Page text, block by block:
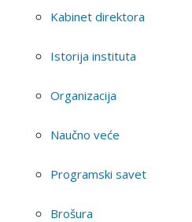
Kabinet direktora
Istorija instituta
Organizacija
Naučno veće
Programski savet
Brošura